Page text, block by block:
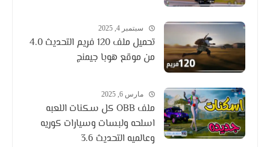
سبتمبر 4, 2025
تحميل ملف 120 فريم التحديث 4.0
من موقع هوبا جيمنج
مارس 6, 2025
ملف OBB كل سكنات اللعبه
اسلحه ولبسات وسيارات كوريه
وعالميه التحديث 3.6